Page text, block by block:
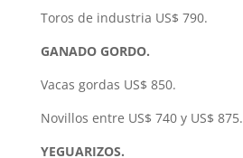
Toros de industria US$ 790.
GANADO GORDO.
Vacas gordas US$ 850.
Novillos entre US$ 740 y US$ 875.
YEGUARIZOS.